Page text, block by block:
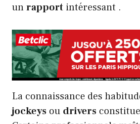
unrapport intéressant .
La connaissance des
jockeys ou drivers